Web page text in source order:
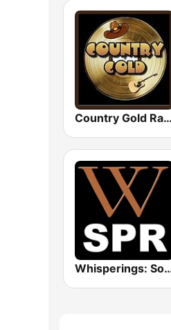
Country Gold Radio
Whisperings: